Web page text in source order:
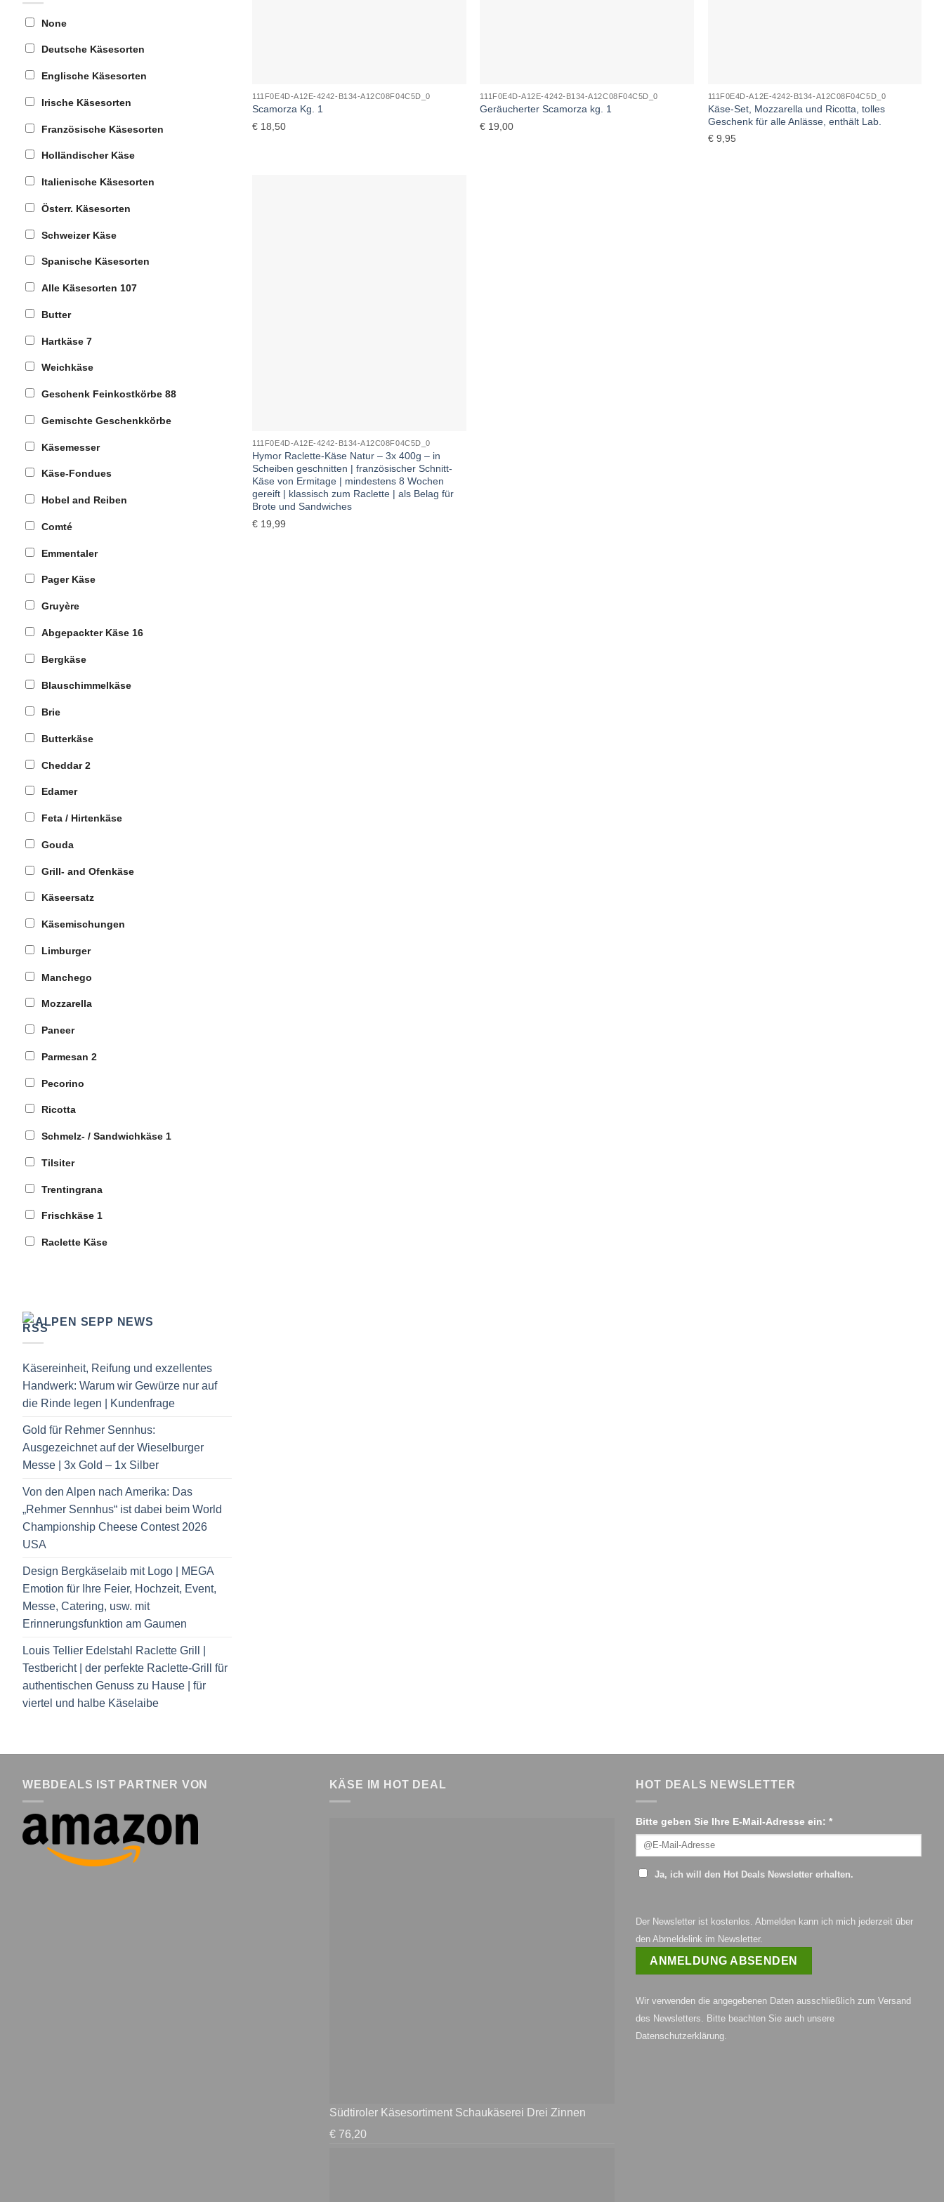
None
Deutsche Käsesorten
Englische Käsesorten
Irische Käsesorten
Französische Käsesorten
Holländischer Käse
Italienische Käsesorten
Österr. Käsesorten
Schweizer Käse
Spanische Käsesorten
Alle Käsesorten 107
Butter
Hartkäse 7
Weichkäse
Geschenk Feinkostkörbe 88
Gemischte Geschenkkörbe
Käsemesser
Käse-Fondues
Hobel and Reiben
Comté
Emmentaler
Pager Käse
Gruyère
Abgepackter Käse 16
Bergkäse
Blauschimmelkäse
Brie
Butterkäse
Cheddar2
Edamer
Feta / Hirtenkäse
Gouda
Grill- and Ofenkäse
Käseersatz
Käsemischungen
Limburger
Manchego
Mozzarella
Paneer
Parmesan 2
Pecorino
Ricotta
Schmelz- / Sandwichkäse 1
Tilsiter
Trentingrana
Frischkäse 1
Raclette Käse
ALPEN SEPP NEWS
Käsereinheit, Reifung und exzellentes
Handwerk: Warum wir Gewürze nur auf
die Rinde legen | Kundenfrage
Gold für Rehmer Sennhus:
Ausgezeichnet auf der Wieselburger
Messe | 3x Gold – 1x Silber
Von den Alpen nach Amerika: Das
„Rehmer Sennhus“ ist dabei beim World
Championship Cheese Contest 2026
USA
Design Bergkäselaib mit Logo | MEGA
Emotion für Ihre Feier, Hochzeit, Event,
Messe, Catering, usw. mit
Erinnerungsfunktion am Gaumen
Louis Tellier Edelstahl Raclette Grill |
Testbericht | der perfekte Raclette-Grill für
authentischen Genuss zu Hause | für
viertel und halbe Käselaibe
111F0E4D-A12E-4242-B134-A12C08F04C5D_0
Scamorza Kg. 1
€ 18,50
111F0E4D-A12E-4242-B134-A12C08F04C5D_0
Geräucherter Scamorza kg. 1
€ 19,00
111F0E4D-A12E-4242-B134-A12C08F04C5D_0
Käse-Set, Mozzarella und Ricotta, tolles
Geschenk für alle Anlässe, enthält Lab.
€9,95
111F0E4D-A12E-4242-B134-A12C08F04C5D_0
Hymor Raclette-Käse Natur – 3x 400g – in
Scheiben geschnitten | französischer Schnitt-
Käse von Ermitage | mindestens 8 Wochen
gereift | klassisch zum Raclette | als Belag für
Brote und Sandwiches
€ 19,99
WEBDEALS IST PARTNER VON KÄSE IM HOT DEAL
Südtiroler Käsesortiment Schaukäserei Drei Zinnen
€76,20
HOT DEALS NEWSLETTER
Bitte geben Sie Ihre E-Mail-Adresse ein: *
Ja, ich will den Hot Deals Newsletter erhalten.
Der Newsletter ist kostenlos. Abmelden kann ich mich jederzeit über
den Abmeldelink im Newsletter.
Wir verwenden die angegebenen Daten ausschließlich zum Versand
des Newsletters. Bitte beachten Sie auch unsere
Datenschutzerklärung